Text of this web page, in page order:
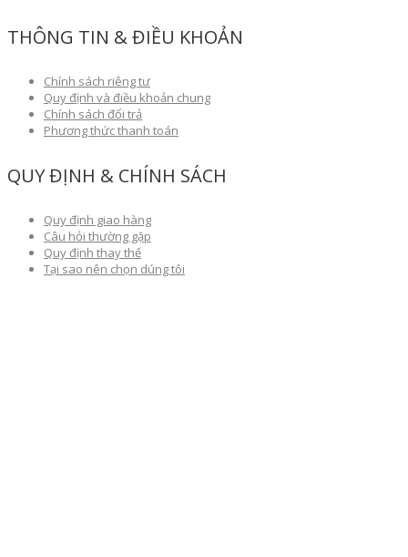
THÔNG TIN & ĐIỀU KHOẢN
Chính sách riêng tư
Quy định và điều khoản chung
Chính sách đổi trả
Phương thức thanh toán
QUY ĐỊNH & CHÍNH SÁCH
Quy định giao hàng
Câu hỏi thường gặp
Quy định thay thế
Tại sao nên chọn dúng tôi